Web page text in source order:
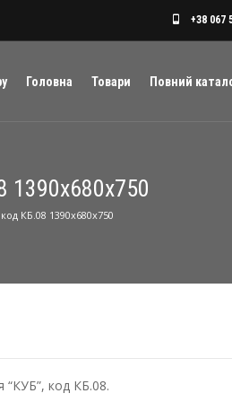
+38 067
Головна Товари Повний
1390х680х750
КБ.08 1390х680х750
“КУБ”, код КБ.08.